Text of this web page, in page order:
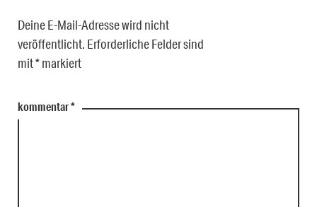
Deine E-Mail-Adresse wird nicht
veröffentlicht. Erforderliche Felder sind
mit*markiert
kommentar*